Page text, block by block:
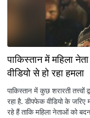
पाकिस्तान में महिला
वीडियो से हो रहा हमला
पाकिस्तान में कुछ शरारती तत्त्वों
रहा है. डीपफेक वीडियो के
रहे हैं ताकि महिला नेताओं को